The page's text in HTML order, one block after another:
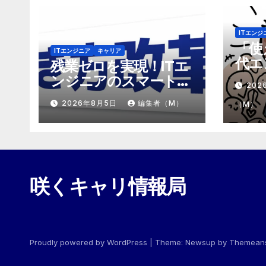
ITエンジニア キャリア
残業ゼロを実現！ITエ
ンジニアのスマートな
働き方改革
2026年8月5日 編集者（M）
ITエンジ
「
代
「
め
（M）
咲くキャリ情報局
Proudly powered by WordPress Theme: Newsup by